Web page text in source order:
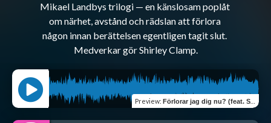
Mikael Landbys trilogi — en känslosam poplåt
om närhet, avstånd och rädslan att förlora
någon innan berättelsen egentligen tagit slut.
Medverkar gör Shirley Clamp.
Preview: Förlorar jag dig nu? (feat. Shirley Clamp)